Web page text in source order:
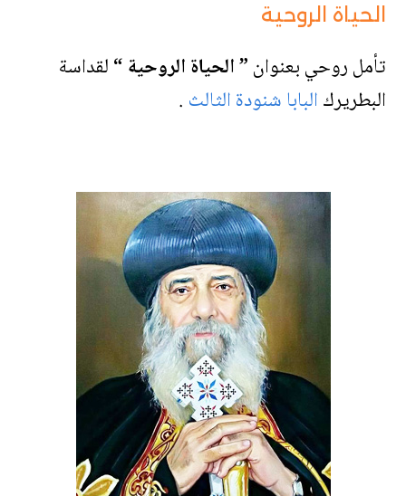
الحياة الروحية
تأمل روحي بعنوان” الحياة الروحية “لقداسة
البطريركالبابا شنودة الثالث .